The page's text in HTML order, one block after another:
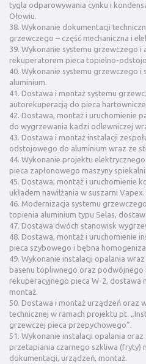
tygla odparowywania cynku i
Ołowiu.
38. Wykonanie dokumentacji
grzewczego – część mechaniczna i
39. Wykonanie systemu grzewczego i
rekuperatorem pieca topielno-
40. Wykonanie systemu grzewczego
aluminium.
41. Dostawa i montaż systemu
autorekuperacją do pieca
42. Dostawa, montaż i uruchomienie
do wygrzewania kadzi odlewniczej
43. Dostawa i montaż instalacji
odstojowego do aluminium wraz ze
44. Wykonanie projektu
pieca zapłonowego maszyny
45. Dostawa, montaż i uruchomienie
układem nawilżania w suszarni Vapex.
46. Modernizacja systemu
topienia aluminium typu Selas,
47. Dostawa dwóch stanowisk
48. Dostawa, montaż i uruchomienie
pieca szybowego i bębna
49. Wykonanie instalacji opalania
basenu topliwnego oraz podwójnego
rekuperacyjnego pieca W-2, dostawa
montaż.
50. Dostawa i montaż urządzeń oraz
technicznej w ramach projektu pt.
grzewczej pieca przepychowego”.
51. Wykonanie instalacji opalania
przetapiania czarnego szkliwa (fryty)
dokumentacji, urządzeń, montaż.